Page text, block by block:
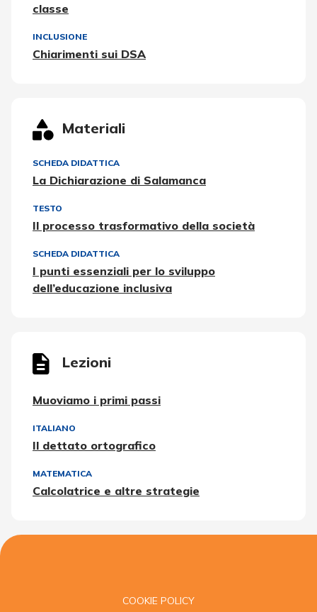
classe
INCLUSIONE
Chiarimenti sui DSA
Materiali
SCHEDA DIDATTICA
La Dichiarazione di Salamanca
TESTO
Il processo trasformativo della società
SCHEDA DIDATTICA
I punti essenziali per lo sviluppo
dell’educazione inclusiva
Lezioni
Muoviamo i primi passi
ITALIANO
Il dettato ortografico
MATEMATICA
Calcolatrice e altre strategie
COOKIE POLICY